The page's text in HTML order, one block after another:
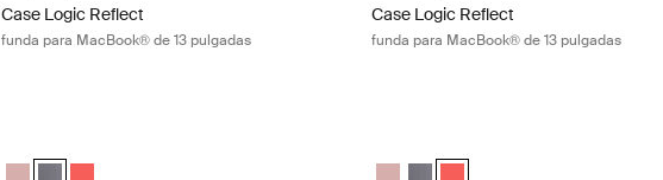
Case Logic Reflect
funda para MacBook® de 13 pulgadas
Case Logic Reflect
funda para MacBook® de 13 pulgadas
Case Logic Reflect 13" MacBook Pro® Sleeve Rosa azura/azul
Case Logic Reflect 13" MacBook Pro® Sleeve Grafito (selected)
Case Logic Reflect 13" MacBook Pro® Sleeve Pop RockCase Logic Reflect 13" MacBook Pro®
Case Logic Reflect 13" MacBook
Case Logic Reflect 13"